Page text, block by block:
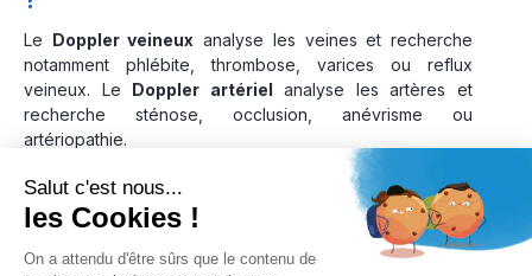
Le Doppler veineux analyse les veines et recherche
notamment phlébite, thrombose, varices ou reflux
veineux. Le Doppler artériel analyse les artères et
recherche sténose, occlusion, anévrisme ou
artériopathie.
Le Doppler utilise-t-il des rayons X
?
Non. LeDoppler médical utilise des ultrasons, comme
Salut c'est nous...
les Cookies !
On a attendu d'être sûrs que le contenu de